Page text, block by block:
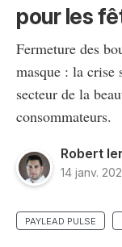
pour les
Fermeture des
masque : la crise
secteur de la
consommateurs.
Robert
14 janv.
PAYLEAD PULSE